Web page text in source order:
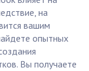
на
вашим
опытных
Вы получаете